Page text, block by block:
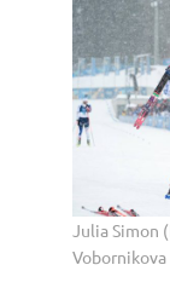
Julia Simon